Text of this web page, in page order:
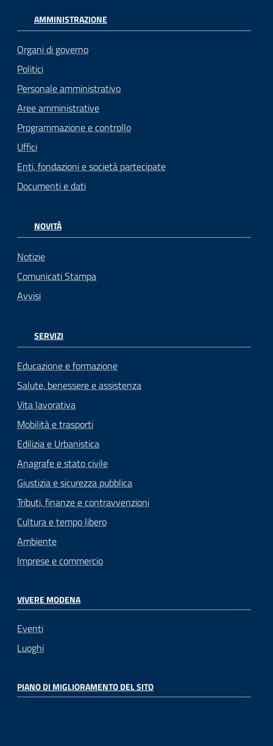
AMMINISTRAZIONE
Organi di governo
Politici
Personale amministrativo
Aree amministrative
Programmazione e controllo
Uffici
Enti, fondazioni e società partecipate
Documenti e dati
NOVITÀ
Notizie
Comunicati Stampa
Avvisi
SERVIZI
Educazione e formazione
Salute, benessere e assistenza
Vita lavorativa
Mobilità e trasporti
Edilizia e Urbanistica
Anagrafe e stato civile
Giustizia e sicurezza pubblica
Tributi, finanze e contravvenzioni
Cultura e tempo libero
Ambiente
Imprese e commercio
VIVERE MODENA
Eventi
Luoghi
PIANO DI MIGLIORAMENTO DEL SITO